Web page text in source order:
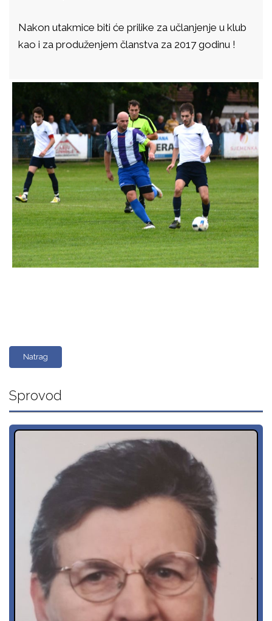
Nakon utakmice biti će prilike za učlanjenje u klub
kao i za produženjem članstva za 2017 godinu !
Natrag
Sprovod